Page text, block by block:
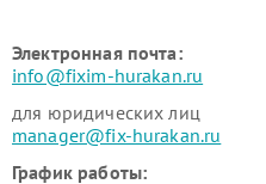
Электронная почта:
info@fixim-hurakan.ru
для юридических лиц
manager@fix-hurakan.ru
График работы: